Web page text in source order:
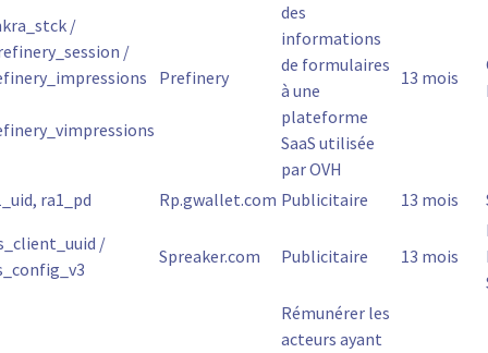
/
/
Prefinery
des
informations
de formulaires
à une
plateforme
SaaS utilisée
par OVH
13 mois
ra1_pd Rp.gwallet.com Publicitaire 13 mois
/
Spreaker.com Publicitaire 13 mois
Rémunérer les
acteurs ayant